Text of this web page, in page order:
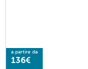
a partire da
136€